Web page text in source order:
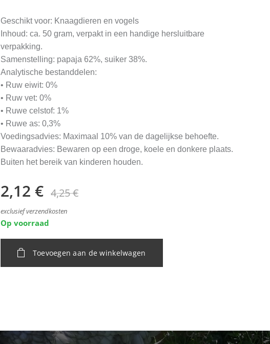
Geschikt voor: Knaagdieren en vogels
Inhoud: ca. 50 gram, verpakt in een handige hersluitbare
verpakking.
Samenstelling: papaja 62%, suiker 38%.
Analytische bestanddelen:
• Ruw eiwit: 0%
• Ruw vet: 0%
• Ruwe celstof: 1%
• Ruwe as: 0,3%
Voedingsadvies: Maximaal 10% van de dagelijkse behoefte.
Bewaaradvies: Bewaren op een droge, koele en donkere plaats.
Buiten het bereik van kinderen houden.
2,12 € 4,25€
exclusief verzendkosten
Op voorraad
Toevoegen aan de winkelwagen